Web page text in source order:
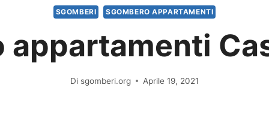
SGOMBERI SGOMBERO APPARTAMENTI
appartamenti
Di sgomberi.org Aprile 19, 2021